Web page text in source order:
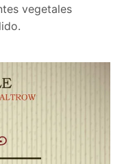
vegetales